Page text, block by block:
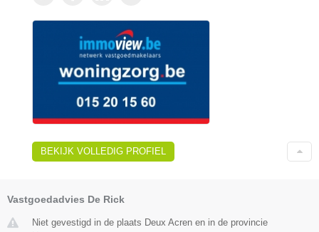
BEKIJK VOLLEDIG PROFIEL
Vastgoedadvies De Rick
Niet gevestigd in de plaats Deux Acren en in de provincie